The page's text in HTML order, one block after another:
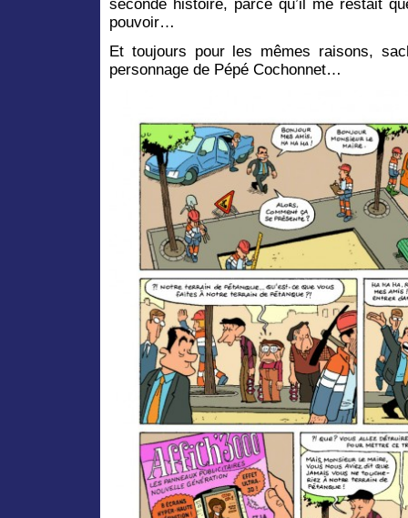
seconde histoire, parce qu’il me restait
pouvoir…
Et toujours pour les mêmes raisons,
personnage de Pépé Cochonnet…